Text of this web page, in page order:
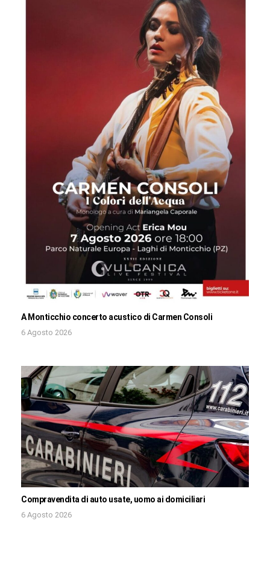
A Monticchio concerto acustico di Carmen Consoli
6 Agosto 2026
Compravendita di auto usate, uomo ai domiciliari
6 Agosto 2026